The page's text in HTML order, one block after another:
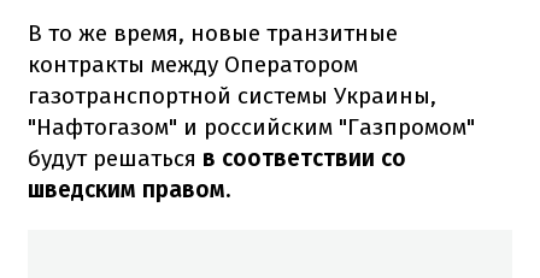
В то же время, новые транзитные
контракты между Оператором
газотранспортной системы Украины,
"Нафтогазом" и российским "Газпромом"
будут решаться в соответствии со
шведским правом.